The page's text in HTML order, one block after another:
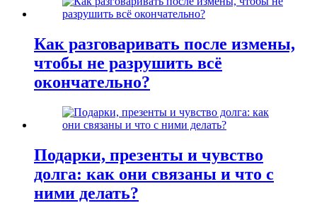
Как разговаривать после измены,
чтобы не разрушить всё
окончательно?
Подарки, презенты и чувство
долга: как они связаны и что с
ними делать?